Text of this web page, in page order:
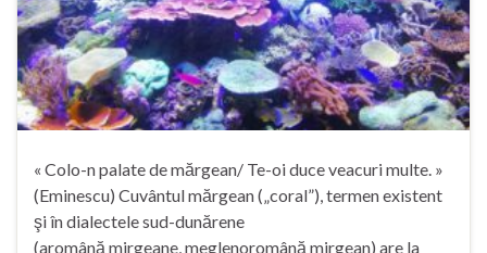
« Colo-n palate de mărgean/ Te-oi duce veacuri multe. »
(Eminescu) Cuvântul mărgean („coral”), termen existent
şi în dialectele sud-dunărene
(aromână mirgeane, meglenoromână mirgean) are la